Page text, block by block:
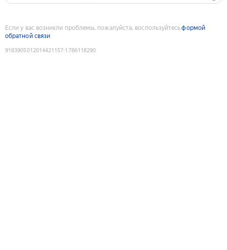
Если у вас возникли проблемы, пожалуйста, воспользуйтесьформой
обратной связи
9183905012014421157:1786118290